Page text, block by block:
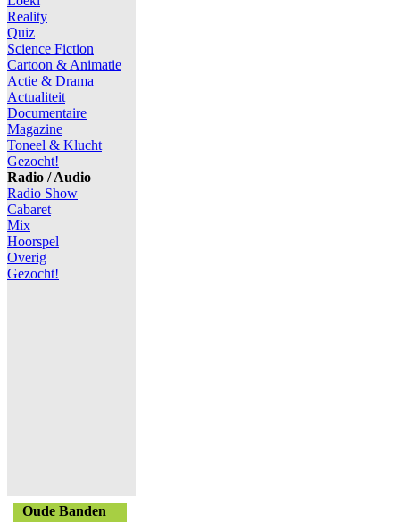
Reality
Quiz
Science Fiction
Cartoon & Animatie
Actie & Drama
Actualiteit
Documentaire
Magazine
Toneel & Klucht
Gezocht!
Radio / Audio
Radio Show
Cabaret
Mix
Hoorspel
Overig
Gezocht!
Oude Banden